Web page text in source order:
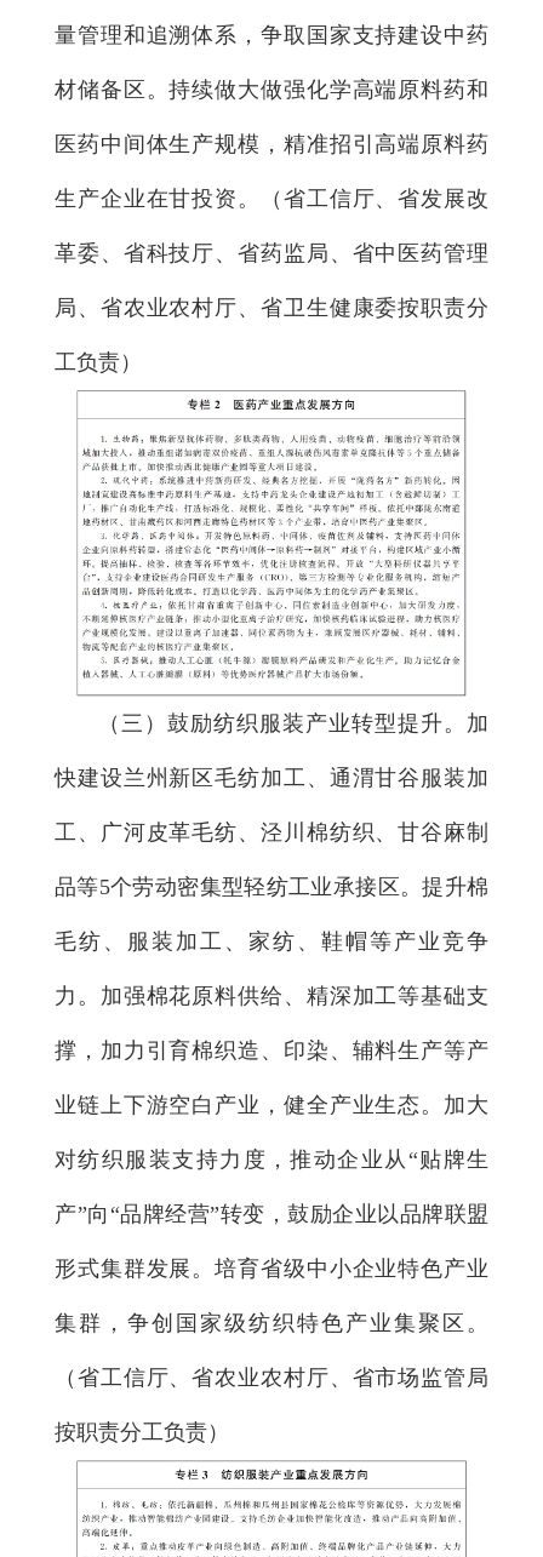
量管理和追溯体系，争取国家支持建设中药
材储备区。持续做大做强化学高端原料药和
医药中间体生产规模，精准招引高端原料药
生产企业在甘投资。（省工信厅、省发展改
革委、省科技厅、省药监局、省中医药管理
局、省农业农村厅、省卫生健康委按职责分
工负责）
（三）鼓励纺织服装产业转型提升。 加
快建设兰州新区毛纺加工、通渭甘谷服装加
工、广河皮革毛纺、泾川棉纺织、甘谷麻制
品等5个劳动密集型轻纺工业承接区。提升棉
毛纺、服装加工、家纺、鞋帽等产业竞争
力。加强棉花原料供给、精深加工等基础支
撑，加力引育棉织造、印染、辅料生产等产
业链上下游空白产业，健全产业生态。加大
对纺织服装支持力度，推动企业从“贴牌生
产”向“品牌经营”转变，鼓励企业以品牌联盟
形式集群发展。培育省级中小企业特色产业
集群，争创国家级纺织特色产业集聚区。
（省工信厅、省农业农村厅、省市场监管局
按职责分工负责）